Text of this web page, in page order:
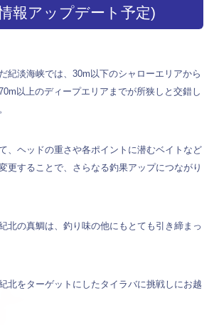
報アップデート予定)
紀淡海峡では、30m以下のシャローエリアから
以上のディープエリアまでが所狭しと交錯し
、ヘッドの重さや各ポイントに潜むベイトなど
更することで、さらなる釣果アップにつながり
北の真鯛は、釣り味の他にもとても引き締まっ
北をターゲットにしたタイラバに挑戦しにお越